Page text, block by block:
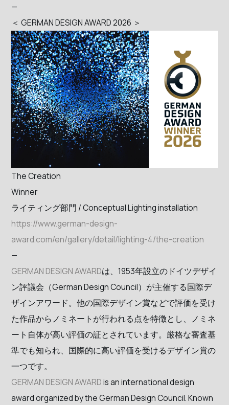
—
＜ GERMAN DESIGN AWARD 2026 ＞
The Creation
Winner
ライティング部門 / Conceptual Lighting installation
https://www.german-design-
award.com/en/gallery/detail/lighting-4/the-creation
—
GERMAN DESIGN AWARDは、1953年設立のドイツデザイ
ン評議会（German Design Council）が主催する国際デ
ザインアワード。他の国際デザイン賞などで評価を受け
た作品からノミネートが行われる点を特徴とし、ノミネ
ート自体が高い評価の証とされています。厳格な審査基
準でも知られ、国際的に高い評価を受けるデザイン賞の
一つです。
GERMAN DESIGN AWARDis an international design
award organized by the German Design Council. Known